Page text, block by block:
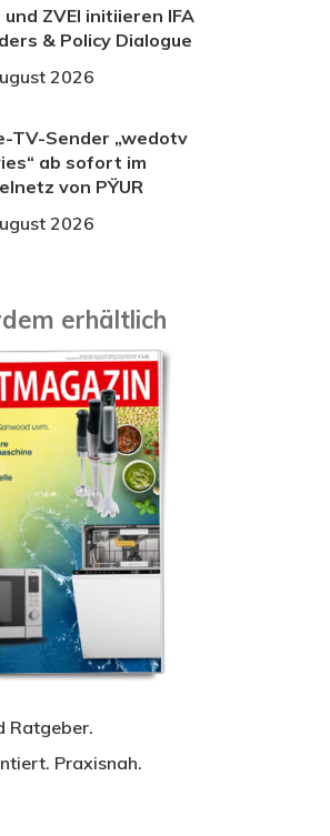
und ZVEI initiieren IFA
& Policy Dialogue
2026
TV-Sender „wedotv
ab sofort im
von PŸUR
2026
erhältlich
Ratgeber.
Praxisnah.